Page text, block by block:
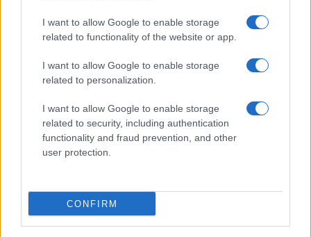
I want to allow Google to enable storage
related to functionality of the website or app.
I want to allow Google to enable storage
related to personalization.
I want to allow Google to enable storage
related to security, including authentication
functionality and fraud prevention, and other
user protection.
CONFIRM
AUTEUR
Infos Rédaction